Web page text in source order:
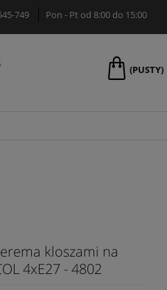
749 Pon - Pt od 8:00 do 15:00
(PUSTY)
kloszami na
4xE27 - 4802